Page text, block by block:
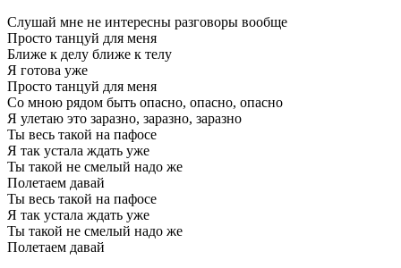
Слушай мне не интересны разговоры вообще
Просто танцуй для меня
Ближе к делу ближе к телу
Я готова уже
Просто танцуй для меня
Со мною рядом быть опасно, опасно, опасно
Я улетаю это заразно, заразно, заразно
Ты весь такой на пафосе
Я так устала ждать уже
Ты такой не смелый надо же
Полетаем давай
Ты весь такой на пафосе
Я так устала ждать уже
Ты такой не смелый надо же
Полетаем давай